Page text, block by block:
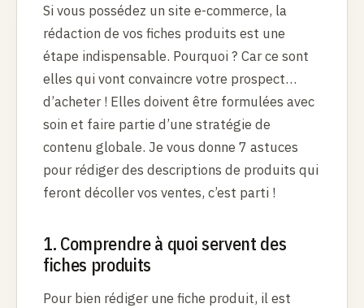
Si vous possédez un site e-commerce, la
rédaction de vos fiches produits est une
étape indispensable. Pourquoi ? Car ce sont
elles qui vont convaincre votre prospect…
d’acheter ! Elles doivent être formulées avec
soin et faire partie d’une stratégie de
contenu globale. Je vous donne 7 astuces
pour rédiger des descriptions de produits qui
feront décoller vos ventes, c’est parti !
1. Comprendre à quoi servent des
fiches produits
Pour bien rédiger une fiche produit, il est